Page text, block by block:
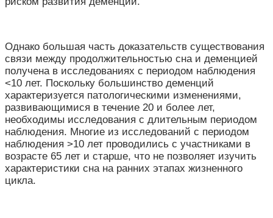
Однако большая часть доказательств существования
связи между продолжительностью сна и деменцией
получена в исследованиях с периодом наблюдения
<10 лет. Поскольку большинство деменций
характеризуется патологическими изменениями,
развивающимися в течение 20 и более лет,
необходимы исследования с длительным периодом
наблюдения. Многие из исследований с периодом
наблюдения >10 лет проводились с участниками в
возрасте 65 лет и старше, что не позволяет изучить
характеристики сна на ранних этапах жизненного
цикла.